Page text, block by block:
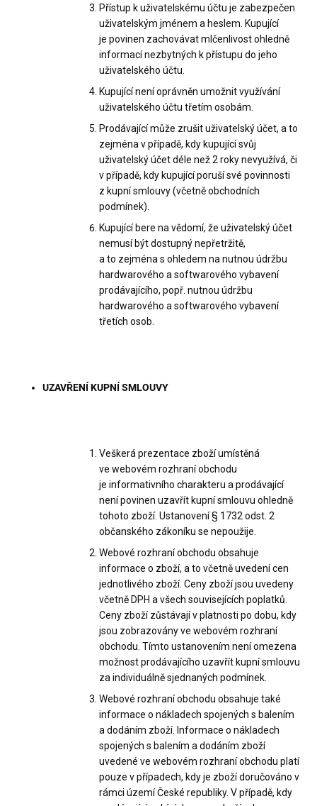
Přístup k uživatelskému účtu je zabezpečen
uživatelským jménem a heslem. Kupující
je povinen zachovávat mlčenlivost ohledně
informací nezbytných k přístupu do jeho
uživatelského účtu.
Kupující není oprávněn umožnit využívání
uživatelského účtu třetím osobám.
Prodávající může zrušit uživatelský účet, a to
zejména v případě, kdy kupující svůj
uživatelský účet déle než 2 roky nevyužívá, či
v případě, kdy kupující poruší své povinnosti
z kupní smlouvy (včetně obchodních
podmínek).
Kupující bere na vědomí, že uživatelský účet
nemusí být dostupný nepřetržitě,
a to zejména s ohledem na nutnou údržbu
hardwarového a softwarového vybavení
prodávajícího, popř. nutnou údržbu
hardwarového a softwarového vybavení
třetích osob.
UZAVŘENÍ KUPNÍ SMLOUVY
Veškerá prezentace zboží umístěná
ve webovém rozhraní obchodu
je informativního charakteru a prodávající
není povinen uzavřít kupní smlouvu ohledně
tohoto zboží. Ustanovení § 1732 odst. 2
občanského zákoníku se nepoužije.
Webové rozhraní obchodu obsahuje
informace o zboží, a to včetně uvedení cen
jednotlivého zboží. Ceny zboží jsou uvedeny
včetně DPH a všech souvisejících poplatků.
Ceny zboží zůstávají v platnosti po dobu, kdy
jsou zobrazovány ve webovém rozhraní
obchodu. Tímto ustanovením není omezena
možnost prodávajícího uzavřít kupní smlouvu
za individuálně sjednaných podmínek.
Webové rozhraní obchodu obsahuje také
informace o nákladech spojených s balením
a dodáním zboží. Informace o nákladech
spojených s balením a dodáním zboží
uvedené ve webovém rozhraní obchodu platí
pouze v případech, kdy je zboží doručováno v
rámci území České republiky. V případě, kdy